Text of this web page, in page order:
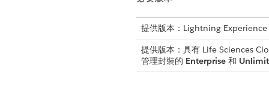
提供版本：Lightning Experience
提供版本：具有 Life Sciences
管理封裝的 Enterprise和